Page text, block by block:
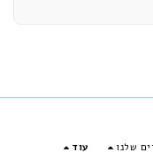
שלנו עוד